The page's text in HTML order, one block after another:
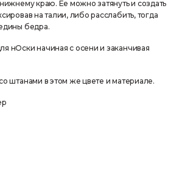
краю. Ее можно затянуть и создать
на талии, либо расслабить, тогда
бедра.
нОски начиная с осени и заканчивая
штанами в этом же цвете и материале.